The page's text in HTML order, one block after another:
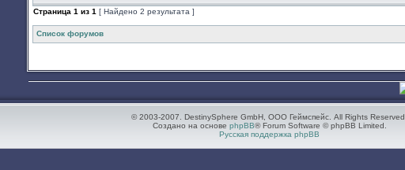
нет
новых
сообщений.
Страница 1 из 1 [ Найдено 2 результата ]
Список форумов
© 2003-2007. DestinySphere GmbH, ООО Геймспейс. All Rights Reserved.
Создано на основе phpBB® Forum Software © phpBB Limited.
Русская поддержка phpBB